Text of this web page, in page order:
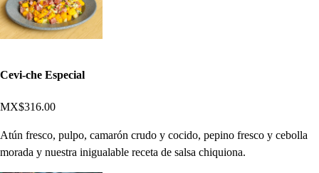
Cevi-che Especial
MX$316.00
Atún fresco, pulpo, camarón crudo y cocido, pepino fresco y cebolla
morada y nuestra inigualable receta de salsa chiquiona.